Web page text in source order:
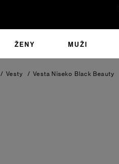
ŽENY MUŽI
/ Vesty / Vesta Niseko Black Beauty